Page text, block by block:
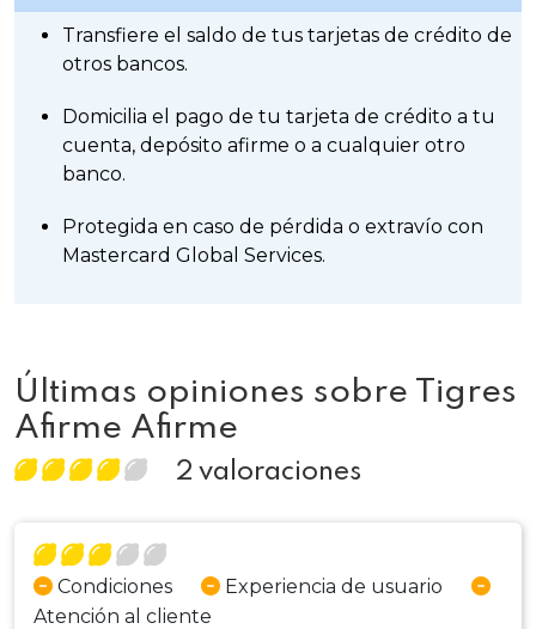
Transfiere el saldo de tus tarjetas de crédito de
otros bancos.
Domicilia el pago de tu tarjeta de crédito a tu
cuenta, depósito afirme o a cualquier otro
banco.
Protegida en caso de pérdida o extravío con
Mastercard Global Services.
Últimas opiniones sobre Tigres
Afirme Afirme
2 valoraciones
Condiciones
Experiencia de usuario
Atención al cliente